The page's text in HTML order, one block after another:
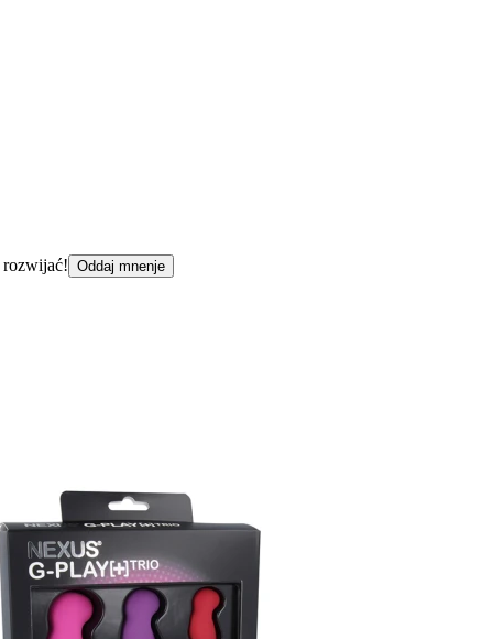
rozwijać! Oddaj mnenje